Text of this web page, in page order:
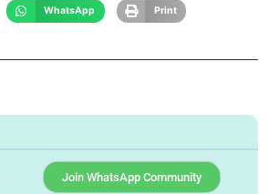
WhatsApp Print
Join WhatsApp Community